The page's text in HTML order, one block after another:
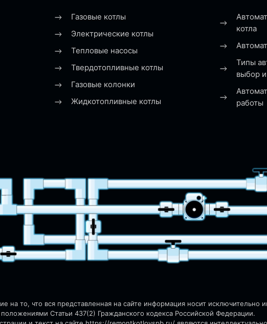
Газовые котлы
Электрические котлы
Тепловые насосы
Твердотопливные котлы
Газовые колонки
Жидкотопливные котлы
котла
Типы
выбор
работы
на то, что вся представленная на сайте информация носит исключительно
Статьи 437(2) Гражданского кодекса Российской Федерации.